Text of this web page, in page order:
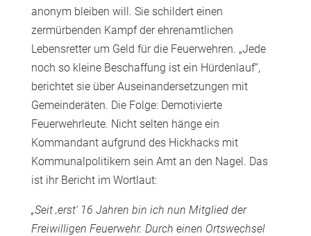
anonym bleiben will. Sie schildert einen
zermürbenden Kampf der ehrenamtlichen
Lebensretter um Geld für die Feuerwehren. „Jede
noch so kleine Beschaffung ist ein Hürdenlauf“,
berichtet sie über Auseinandersetzungen mit
Gemeinderäten. Die Folge: Demotivierte
Feuerwehrleute. Nicht selten hänge ein
Kommandant aufgrund des Hickhacks mit
Kommunalpolitikern sein Amt an den Nagel. Das
ist ihr Bericht im Wortlaut:
„Seit ‚erst‘ 16 Jahren bin ich nun Mitglied der
Freiwilligen Feuerwehr. Durch einen Ortswechsel